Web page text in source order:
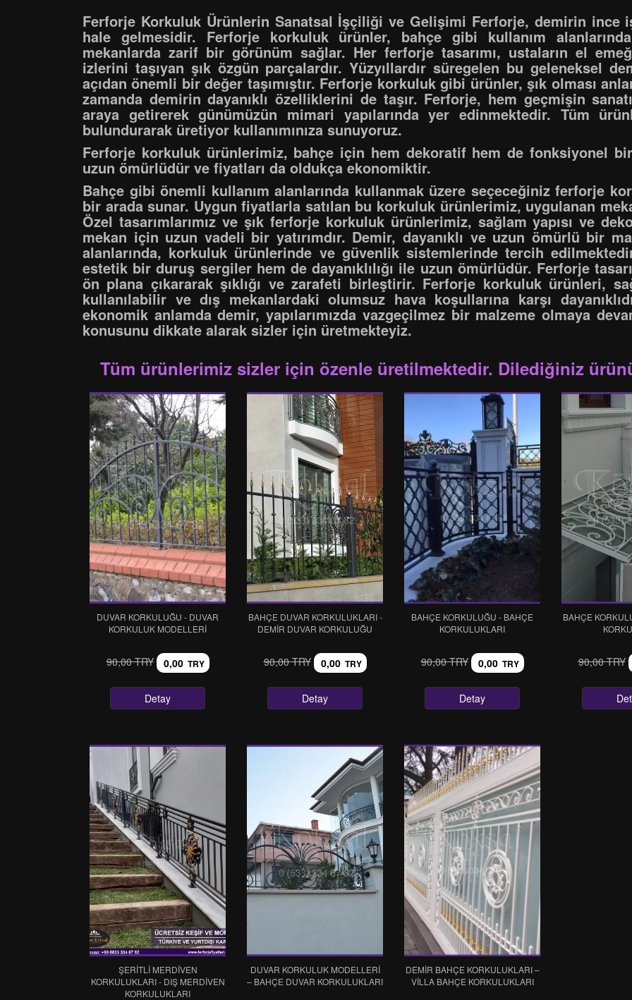
Ferforje Korkuluk Ürünlerin Sanatsal İşçiliği ve Gelişimi Ferforje, demirin
hale gelmesidir. Ferforje korkuluk ürünler, bahçe gibi kullanım
mekanlarda zarif bir görünüm sağlar. Her ferforje tasarımı, ustaların el
izlerini taşıyan şık özgün parçalardır. Yüzyıllardır süregelen bu geleneksel
açıdan önemli bir değer taşımıştır. Ferforje korkuluk gibi ürünler, şık olması
zamanda demirin dayanıklı özelliklerini de taşır. Ferforje, hem geçmişin
araya getirerek günümüzün mimari yapılarında yer edinmektedir. Tüm
bulundurarak üretiyor kullanımınıza sunuyoruz.
Ferforje korkuluk ürünlerimiz, bahçe için hem dekoratif hem de fonksiyonel bir
uzun ömürlüdür ve fiyatları da oldukça ekonomiktir.
Bahçe gibi önemli kullanım alanlarında kullanmak üzere seçeceğiniz ferforje
bir arada sunar. Uygun fiyatlarla satılan bu korkuluk ürünlerimiz, uygulanan
Özel tasarımlarımız ve şık ferforje korkuluk ürünlerimiz, sağlam yapısı ve
mekan için uzun vadeli bir yatırımdır. Demir, dayanıklı ve uzun ömürlü bir
alanlarında, korkuluk ürünlerinde ve güvenlik sistemlerinde tercih
estetik bir duruş sergiler hem de dayanıklılığı ile uzun ömürlüdür. Ferforje
ön plana çıkararak şıklığı ve zarafeti birleştirir. Ferforje korkuluk ürünleri,
kullanılabilir ve dış mekanlardaki olumsuz hava koşullarına karşı
ekonomik anlamda demir, yapılarımızda vazgeçilmez bir malzeme olmaya
konusunu dikkate alarak sizler için üretmekteyiz.
Tüm ürünlerimiz sizler için özenle üretilmektedir. Dilediğiniz
DUVAR KORKULUĞU - DUVAR
KORKULUK MODELLERI
90,00 TRY 0,00 TRY
Detay
BAHÇE DUVAR KORKULUKLARI -
DEMİR DUVAR KORKULUĞU
90,00 TRY 0,00 TRY
Detay
BAHÇE KORKULUĞU - BAHÇE
KORKULUKLARI
90,00 TRY 0,00 TRY
Detay
BAHÇE
90,00 TRY
ŞERİTLİ MERDİVEN
KORKULUKLARI - DIŞ MERDİVEN
KORKULUKLARI
DUVAR KORKULUK MODELLERİ
– BAHÇE DUVAR KORKULUKLARI
DEMİR BAHÇE KORKULUKLARI –
VİLLA BAHÇE KORKULUKLARI